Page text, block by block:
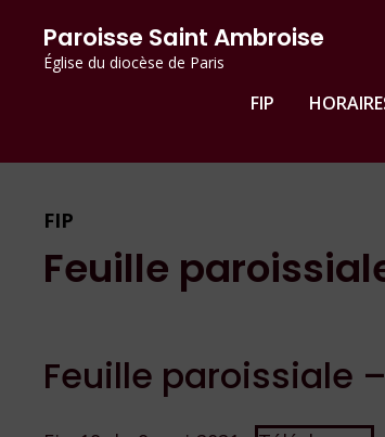
principal
contenu
Paroisse Saint Ambroise
Église du diocèse de Paris
FIP
FIP
Feuille
Feuille paroissiale